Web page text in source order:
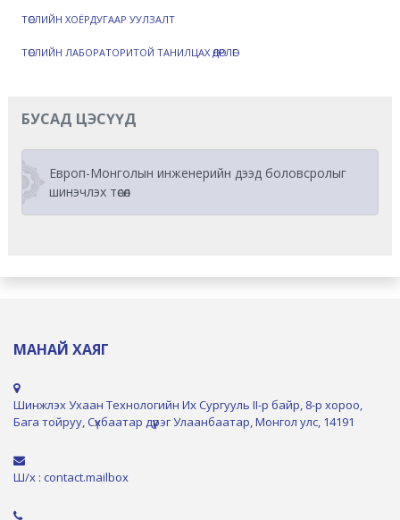
ТӨСЛИЙН ХОЁРДУГААР УУЛЗАЛТ
ТӨСЛИЙН ЛАБОРАТОРИТОЙ ТАНИЛЦАХ ӨДӨРЛӨГ
БУСАД ЦЭСҮҮД
Европ-Монголын инженерийн дээд боловсролыг
шинэчлэх төсөл
МАНАЙ ХАЯГ
Шинжлэх Ухаан Технологийн Их Сургууль II-р байр, 8-р хороо,
Бага тойруу, Сүхбаатар дүүрэг Улаанбаатар, Монгол улс, 14191
Ш/х : contact.mailbox